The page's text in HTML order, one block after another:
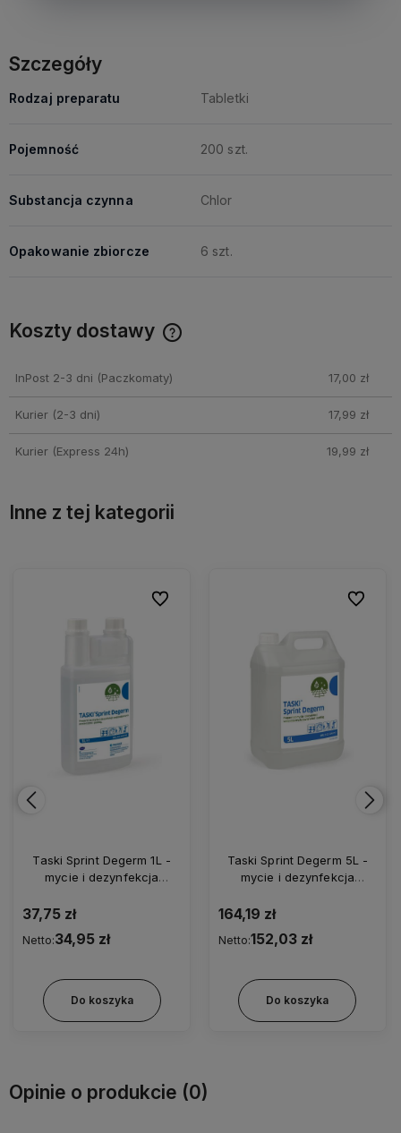
Szczegóły
Rodzaj preparatu Tabletki
Pojemność 200 szt.
Substancja czynna Chlor
Opakowanie zbiorcze 6 szt.
Koszty dostawy
InPost 2-3 dni (Paczkomaty) 17,00 zł
Kurier (2-3 dni) 17,99 zł
Kurier (Express 24h) 19,99 zł
Inne z tej kategorii
Taski Sprint Degerm 5L -
mycie i dezynfekcja
(koncentrat)
164,19 zł
Netto:152,03 zł
Do koszyka
Do ulubionych
Do ulubionych
Oxivir Plus 5L - koncentrat
do mycia i dezynfekcji
220,81 zł
Netto:204,45 zł
Do koszyka
Do
Do
Opinie o produkcie (0)